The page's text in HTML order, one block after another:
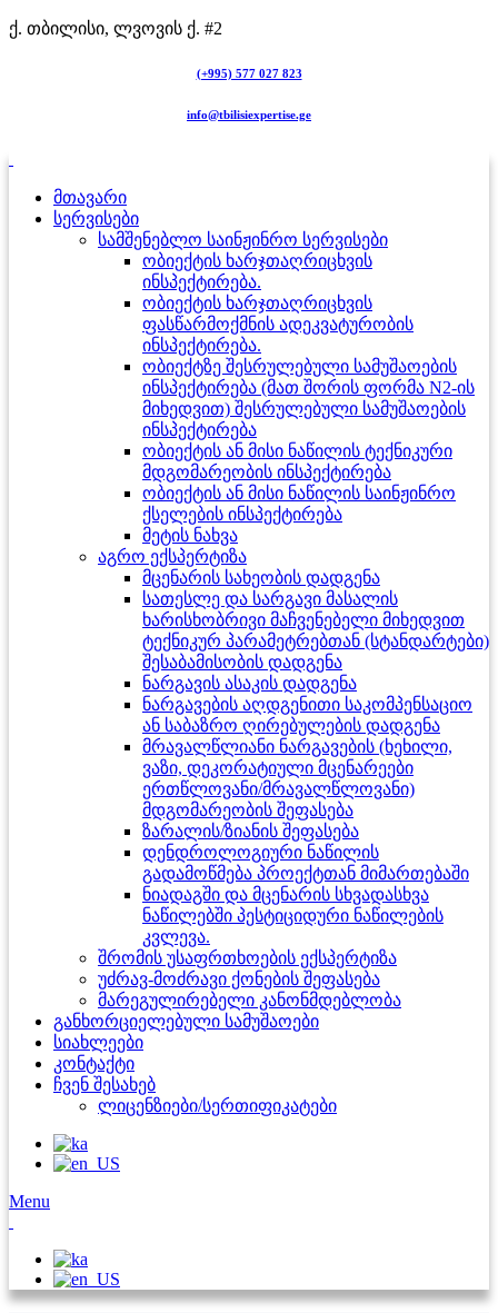
ქ. თბილისი, ლვოვის ქ. #2
(+995) 577 027 823
info@tbilisiexpertise.ge
მთავარი
სერვისები
სამშენებლო საინჟინრო სერვისები
ობიექტის ხარჯთაღრიცხვის
ინსპექტირება.
ობიექტის ხარჯთაღრიცხვის
ფასწარმოქმნის ადეკვატურობის
ინსპექტირება.
ობიექტზე შესრულებული სამუშაოების
ინსპექტირება (მათ შორის ფორმა N2-ის
მიხედვით) შესრულებული სამუშაოების
ინსპექტირება
ობიექტის ან მისი ნაწილის ტექნიკური
მდგომარეობის ინსპექტირება
ობიექტის ან მისი ნაწილის საინჟინრო
ქსელების ინსპექტირება
მეტის ნახვა
აგრო ექსპერტიზა
მცენარის სახეობის დადგენა
სათესლე და სარგავი მასალის
ხარისხობრივი მაჩვენებელი მიხედვით
ტექნიკურ პარამეტრებთან (სტანდარტები)
შესაბამისობის დადგენა
ნარგავის ასაკის დადგენა
ნარგავების აღდგენითი საკომპენსაციო
ან საბაზრო ღირებულების დადგენა
მრავალწლიანი ნარგავების (ხეხილი,
ვაზი, დეკორატიული მცენარეები
ერთწლოვანი/მრავალწლოვანი)
მდგომარეობის შეფასება
ზარალის/ზიანის შეფასება
დენდროლოგიური ნაწილის
გადამოწმება პროექტთან მიმართებაში
ნიადაგში და მცენარის სხვადასხვა
ნაწილებში პესტიციდური ნაწილების
კვლევა.
შრომის უსაფრთხოების ექსპერტიზა
უძრავ-მოძრავი ქონების შეფასება
მარეგულირებელი კანონმდებლობა
განხორციელებული სამუშაოები
სიახლეები
კონტაქტი
ჩვენ შესახებ
ლიცენზიები/სერთიფიკატები
Menu